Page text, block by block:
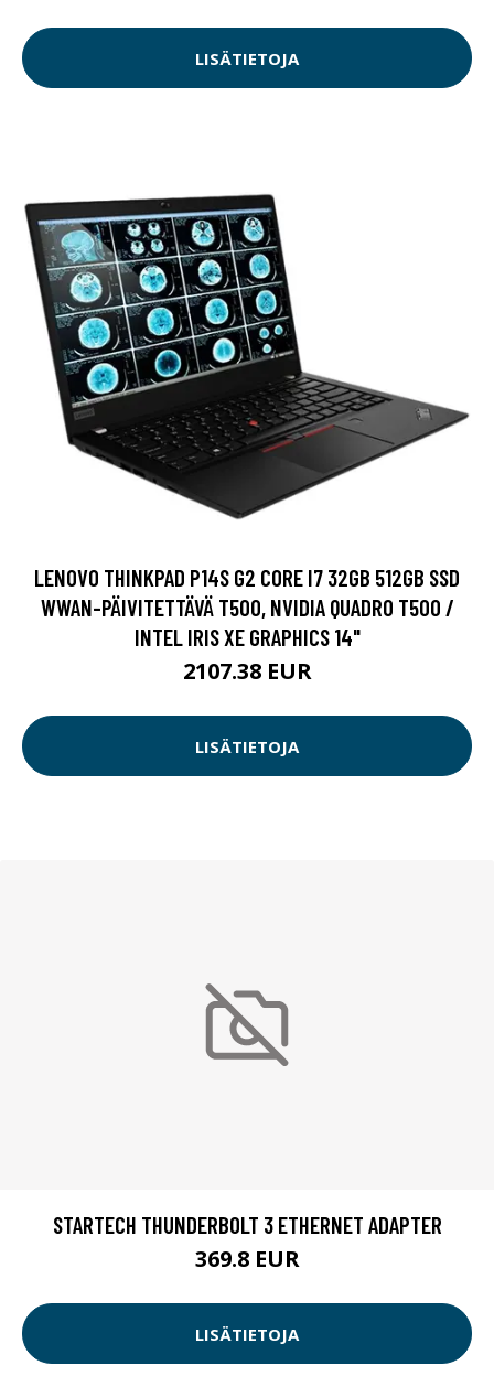
LISÄTIETOJA
LENOVO THINKPAD P14S G2 CORE I7 32GB 512GB SSD
WWAN-PÄIVITETTÄVÄ T500, NVIDIA QUADRO T500 /
INTEL IRIS XE GRAPHICS 14"
2107.38 EUR
LISÄTIETOJA
STARTECH THUNDERBOLT 3 ETHERNET ADAPTER
369.8 EUR
LISÄTIETOJA